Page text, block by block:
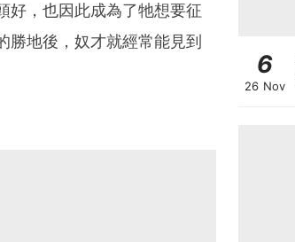
好，也因此成為了牠想要征
勝地後，奴才就經常能見到
6
26 Nov